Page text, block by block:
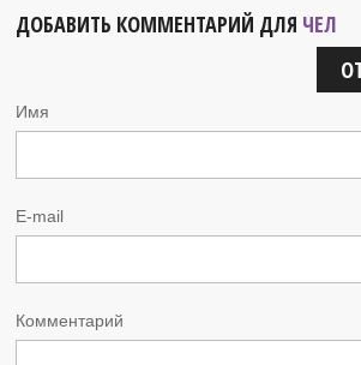
ДОБАВИТЬ КОММЕНТАРИЙ ДЛЯ ЧЕЛ
Имя
E-mail
Комментарий